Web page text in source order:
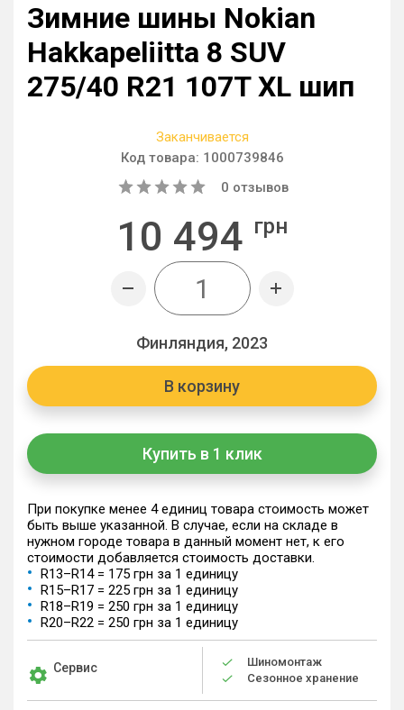
Зимние шины Nokian
Hakkapeliitta 8 SUV
275/40 R21 107T XL шип
Заканчивается
Код товара: 1000739846
0 отзывов
10 494 грн
Финляндия, 2023
В корзину
Купить в 1 клик
При покупке менее 4 единиц товара стоимость может
быть выше указанной. В случае, если на складе в
нужном городе товара в данный момент нет, к его
стоимости добавляется стоимость доставки.
R13–R14 = 175 грн за 1 единицу
R15–R17 = 225 грн за 1 единицу
R18–R19 = 250 грн за 1 единицу
R20–R22 = 250 грн за 1 единицу
Сервис
Шиномонтаж
Сезонное хранение